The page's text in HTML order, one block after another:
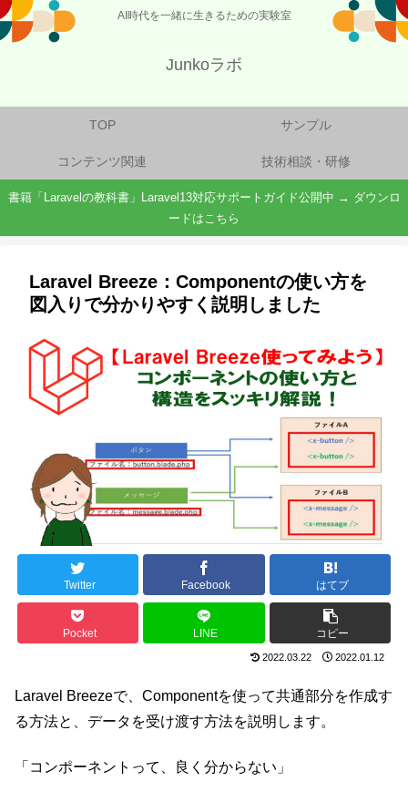
AI時代を一緒に生きるための実験室
Junkoラボ
TOP サンプル
コンテンツ関連 技術相談・研修
書籍「Laravelの教科書」Laravel13対応サポートガイド公開中 → ダウンロ
ードはこちら
Laravel Breeze：Componentの使い方を
図入りで分かりやすく説明しました
Twitter Facebook はてブ
Pocket LINE コピー
2022.03.22 2022.01.12
Laravel Breezeで、Componentを使って共通部分を作成す
る方法と、データを受け渡す方法を説明します。
「コンポーネントって、良く分からない」